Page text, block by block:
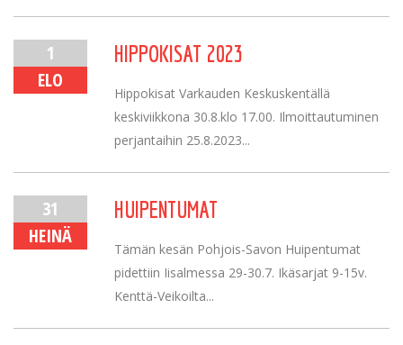
1
ELO
HIPPOKISAT 2023
Hippokisat Varkauden Keskuskentällä
keskiviikkona 30.8.klo 17.00. Ilmoittautuminen
perjantaihin 25.8.2023...
31
HEINÄ
HUIPENTUMAT
Tämän kesän Pohjois-Savon Huipentumat
pidettiin Iisalmessa 29-30.7. Ikäsarjat 9-15v.
Kenttä-Veikoilta...